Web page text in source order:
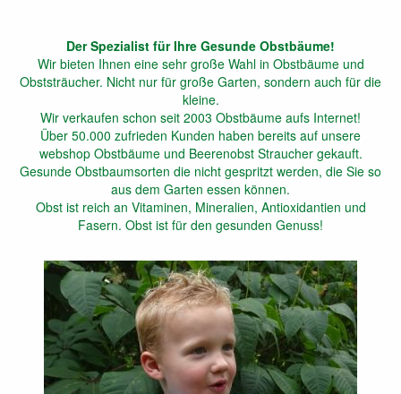
Der Spezialist für Ihre Gesunde Obstbäume!
Wir bieten Ihnen eine sehr große Wahl in Obstbäume und
Obststräucher. Nicht nur für große Garten, sondern auch für die
kleine.
Wir verkaufen schon seit 2003 Obstbäume aufs Internet!
Über 50.000 zufrieden Kunden haben bereits auf unsere
webshop Obstbäume und Beerenobst Straucher gekauft.
Gesunde Obstbaumsorten die nicht gespritzt werden, die Sie so
aus dem Garten essen können.
Obst ist reich an Vitaminen, Mineralien, Antioxidantien und
Fasern. Obst ist für den gesunden Genuss!